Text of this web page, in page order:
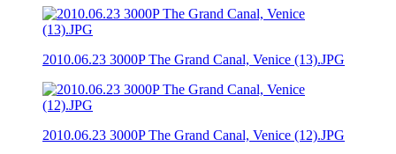
2010.06.23 3000P The Grand Canal, Venice (13).JPG
2010.06.23 3000P The Grand Canal, Venice (12).JPG